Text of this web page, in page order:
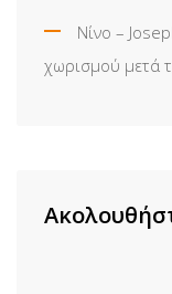
Νίνο –
χωρισμού μετά